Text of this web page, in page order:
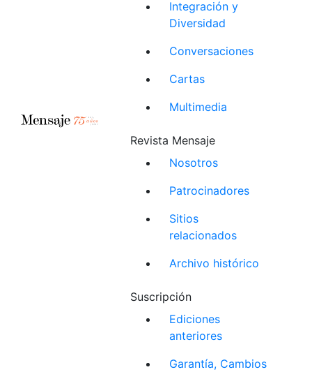
Integración y
Diversidad
Conversaciones
Cartas
Multimedia
Revista Mensaje
Nosotros
Patrocinadores
Sitios
relacionados
Archivo histórico
Suscripción
Ediciones
anteriores
Garantía, Cambios